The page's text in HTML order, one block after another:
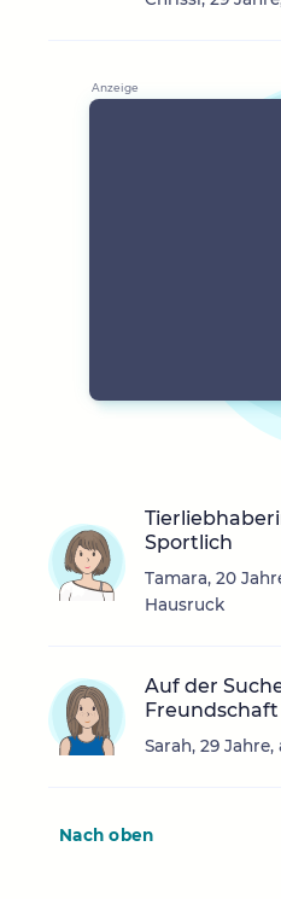
Sportlich
Tamara, 20
Hausruck
Auf der
Freundschaft
Sarah, 29
Nach oben